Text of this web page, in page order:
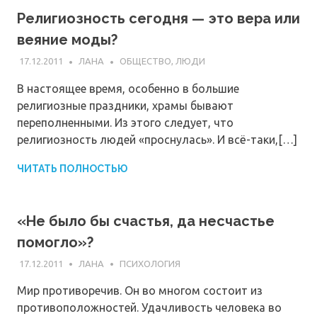
Религиозность сегодня — это вера или
веяние моды?
17.12.2011 ЛАНА ОБЩЕСТВО, ЛЮДИ
В настоящее время, особенно в большие
религиозные праздники, храмы бывают
переполненными. Из этого следует, что
религиозность людей «проснулась». И всё-таки,[…]
ЧИТАТЬ ПОЛНОСТЬЮ
«Не было бы счастья, да несчастье
помогло»?
17.12.2011 ЛАНА ПСИХОЛОГИЯ
Мир противоречив. Он во многом состоит из
противоположностей. Удачливость человека во